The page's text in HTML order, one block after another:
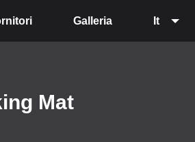
Galleria It
Mat